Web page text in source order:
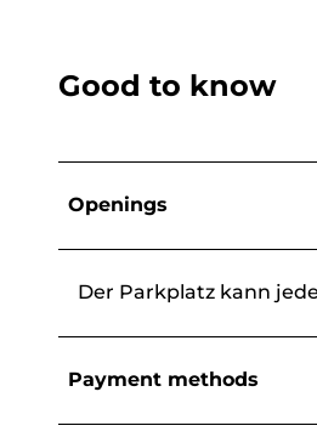
Good to know
Openings
Der Parkplatz kann
Payment methods